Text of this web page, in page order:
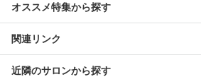
オススメ特集から探す
関連リンク
近隣のサロンから探す